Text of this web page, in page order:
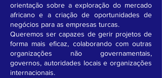
orientação sobre a exploração do mercado
africano e a criação de oportunidades de
negócios para as empresas turcas.
Queremos ser capazes de gerir projetos de
forma mais eficaz, colaborando com outras
organizações não governamentais,
governos, autoridades locais e organizações
internacionais.